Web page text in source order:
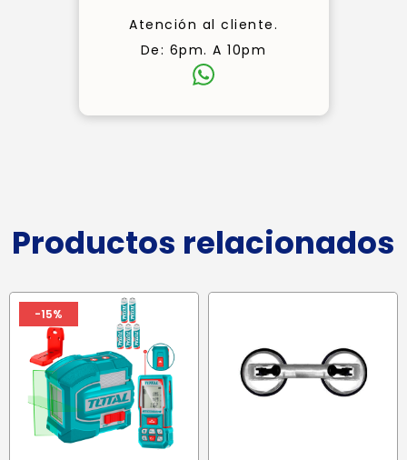
Atención al cliente.
De: 6pm. A 10pm
Productos relacionados
-15%